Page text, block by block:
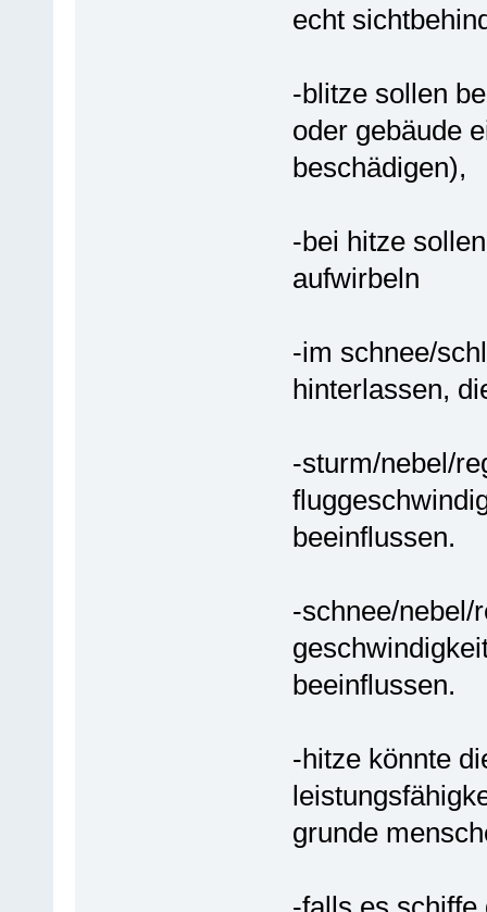
echt
-blitze sollen
oder gebäude
beschädigen),
-bei hitze
aufwirbeln
-im schnee/
hinterlassen,
-sturm/nebel/
beeinflussen.
-schnee/nebel/
beeinflussen.
-hitze könnte
grunde